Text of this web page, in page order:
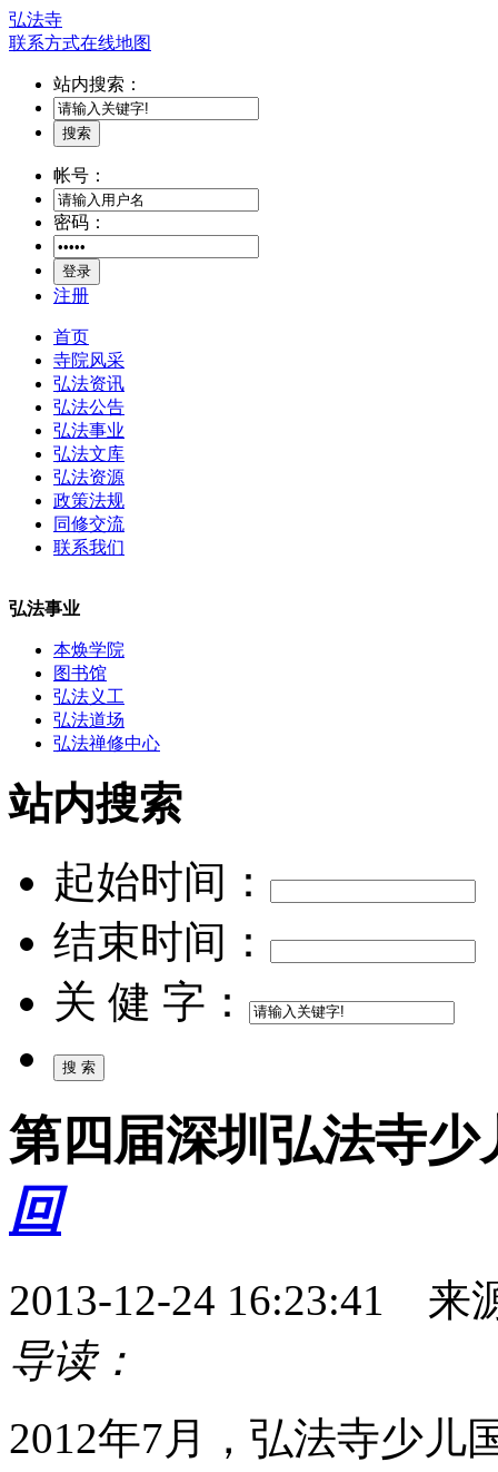
弘法寺
联系方式在线地图
站内搜索：
搜索
帐号：
密码：
登录
注册
首页
寺院风采
弘法资讯
弘法公告
弘法事业
弘法文库
弘法资源
政策法规
同修交流
联系我们
弘法事业
本焕学院
图书馆
弘法义工
弘法道场
弘法禅修中心
站内搜索
起始时间：
结束时间：
关 健 字：
第四届深圳弘法寺
回
2013-12-24 16:23:41
导读：
2012年7月，弘法寺少儿